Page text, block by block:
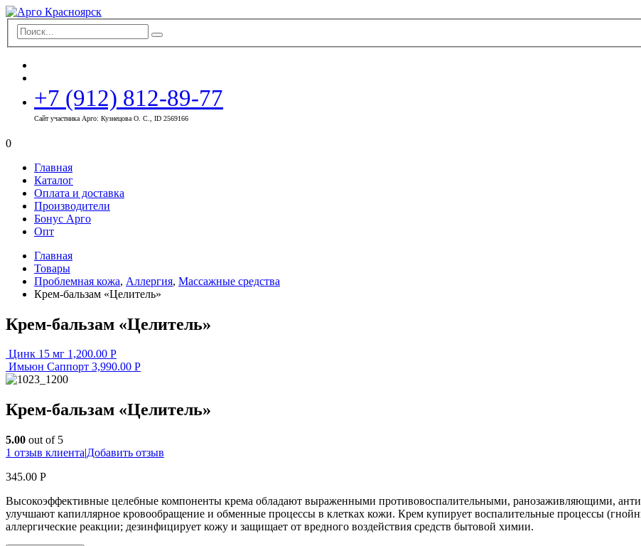
+7 (912) 812-89-77
Сайт участника Арго: Кузнецова О. С., ID 2569166
0
Главная
Каталог
Оплата и доставка
Производители
Бонус Арго
Опт
Главная
Товары
Проблемная кожа, Аллергия, Массажные средства
Крем-бальзам «Целитель»
Крем-бальзам «Целитель»
Цинк 15 мг 1,200.00 Р
Имьюн Саппорт 3,990.00 Р
Крем-бальзам «Целитель»
5.00 out of 5
1 отзыв клиента|Добавить отзыв
345.00 Р
Высокоэффективные целебные компоненты крема обладают выраженными противовоспалительными, ранозаживляющими,
улучшают капиллярное кровообращение и обменные процессы в клетках кожи. Крем купирует воспалительные процессы
аллергические реакции; дезинфицирует кожу и защищает от вредного воздействия средств бытовой химии.